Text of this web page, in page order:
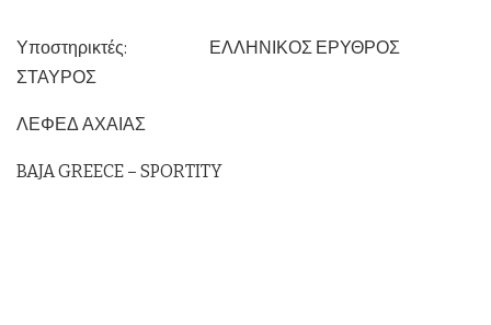
Υποστηρικτές: ΕΛΛΗΝΙΚΟΣ ΕΡΥΘΡΟΣ
ΣΤΑΥΡΟΣ
ΛΕΦΕΔ ΑΧΑΙΑΣ
BAJA GREECE – SPORTITY